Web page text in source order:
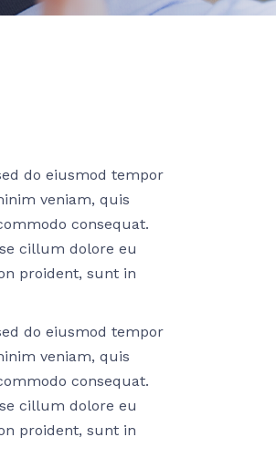
do eiusmod tempor
veniam, quis
consequat.
cillum dolore eu
proident, sunt in
do eiusmod tempor
veniam, quis
consequat.
cillum dolore eu
proident, sunt in